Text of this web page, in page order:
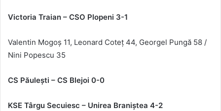
Victoria Traian – CSO Plopeni 3-1
Valentin Mogoș 11, Leonard Coteț 44, Georgel Pungă 58 /
Nini Popescu 35
CS Păuleşti – CS Blejoi 0-0
KSE Târgu Secuiesc – Unirea Braniştea 4-2